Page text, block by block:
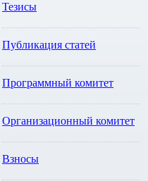
Тезисы
Публикация статей
Программный комитет
Организационный комитет
Взносы